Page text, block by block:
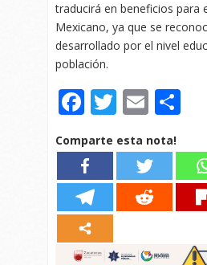
traducirá en beneficios para
Mexicano, ya que se
desarrollado por el nivel
población.
Facebook
Twitter
Email
Comparte esta nota!